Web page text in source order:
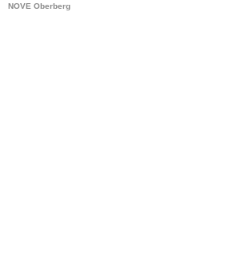
NOVE Oberberg